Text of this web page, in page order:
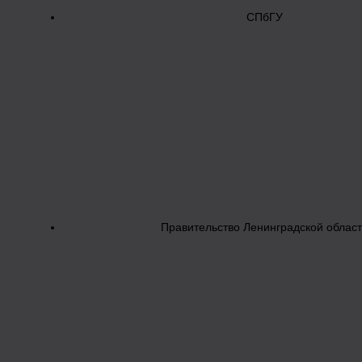
СПбГУ
Правительство Ленинградской